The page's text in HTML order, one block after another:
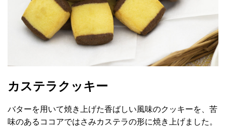
カステラクッキー
バターを用いて焼き上げた香ばしい風味のクッキーを、苦
味のあるココアではさみカステラの形に焼き上げました。